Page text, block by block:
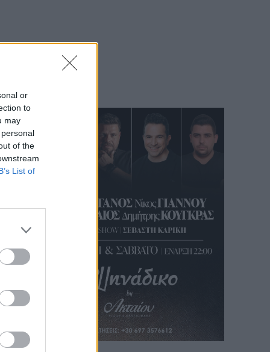
or
to
may
of the
List of